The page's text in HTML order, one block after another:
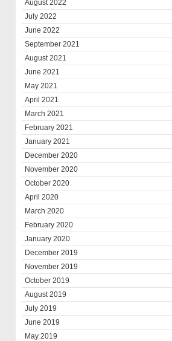
August 2022
July 2022
June 2022
September 2021
August 2021
June 2021
May 2021
April 2021
March 2021
February 2021
January 2021
December 2020
November 2020
October 2020
April 2020
March 2020
February 2020
January 2020
December 2019
November 2019
October 2019
August 2019
July 2019
June 2019
May 2019